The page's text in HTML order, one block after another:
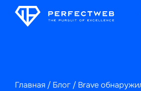
Главная / Блог / Brave